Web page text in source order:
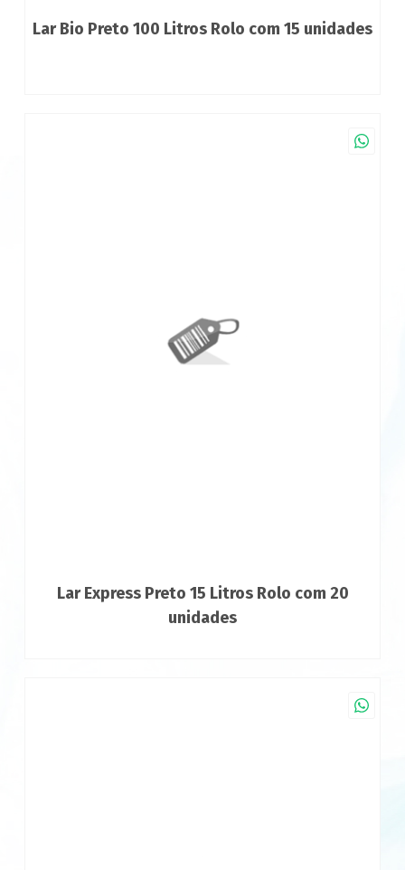
Lar Bio Preto 100 Litros Rolo com 15 unidades
Lar Express Preto 15 Litros Rolo com 20
unidades